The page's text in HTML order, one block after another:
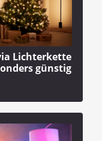
Lichterkette
günstig